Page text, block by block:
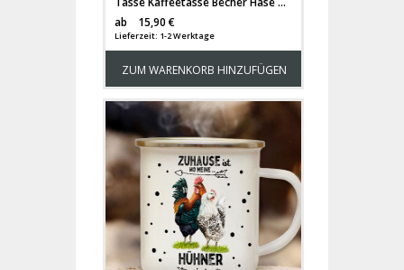
ab
15,90 €
Lieferzeit: 1-2 Werktage
ZUM WARENKORB HINZUFÜGEN